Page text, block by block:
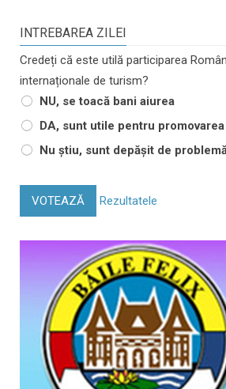
INTREBAREA ZILEI
Credeți că este utilă participarea
internaționale de turism?
NU, se toacă bani aiurea
DA, sunt utile pentru
Nu știu, sunt depășit de
VOTEAZĂ Rezultatele